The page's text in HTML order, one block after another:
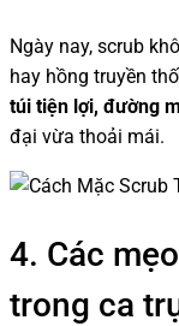
Ngày nay, scrub
hay hồng truyền
túi tiện lợi, đường
đại vừa thoải mái.
4. Các
trong ca